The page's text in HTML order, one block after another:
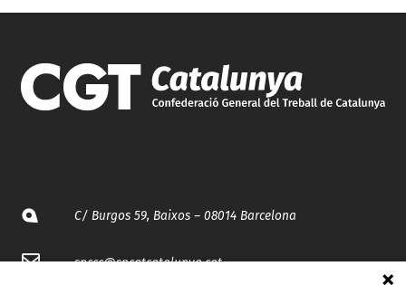
C/ Burgos 59, Baixos – 08014 Barcelona
spccc@spcgtcatalunya.cat